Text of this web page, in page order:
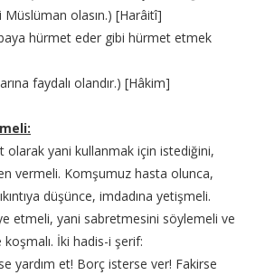
Müslüman olasın.) [Harâitî]
hürmet eder gibi hürmet etmek
faydalı olandır.) [Hâkim]
olarak yani kullanmak için istediğini,
vermeli. Komşumuz hasta olunca,
düşünce, imdadına yetişmeli.
etmeli, yani sabretmesini söylemeli ve
İki hadis-i şerif:
yardım et! Borç isterse ver! Fakirse